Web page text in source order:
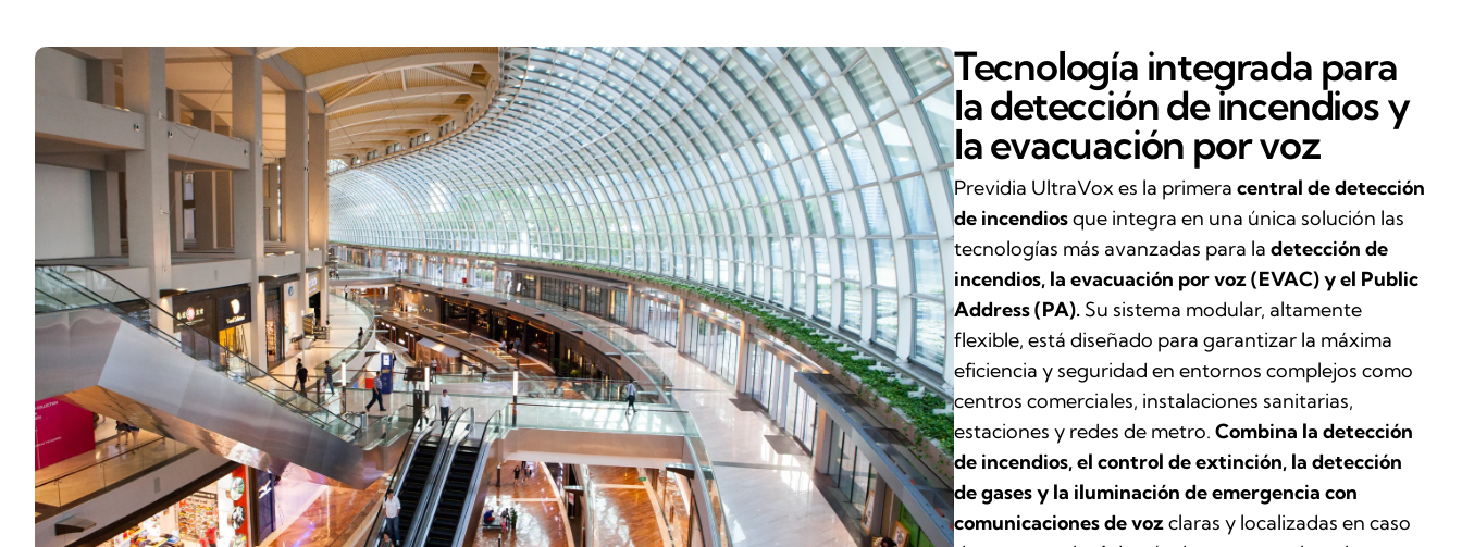
Tecnología integrada para
la detección de incendios y
la evacuación por voz
Previdia UltraVox es la primera central de detección
de incendiosque integra en una única solución las
tecnologías más avanzadas para la detección de
incendios, la evacuación por voz (EVAC) y el Public
Address (PA).Su sistema modular, altamente
flexible, está diseñado para garantizar la máxima
eficiencia y seguridad en entornos complejos como
centros comerciales, instalaciones sanitarias,
estaciones y redes de metro. Combina la detección
de incendios, el control de extinción, la detección
de gases y la iluminación de emergencia con
comunicaciones de vozclaras y localizadas en caso